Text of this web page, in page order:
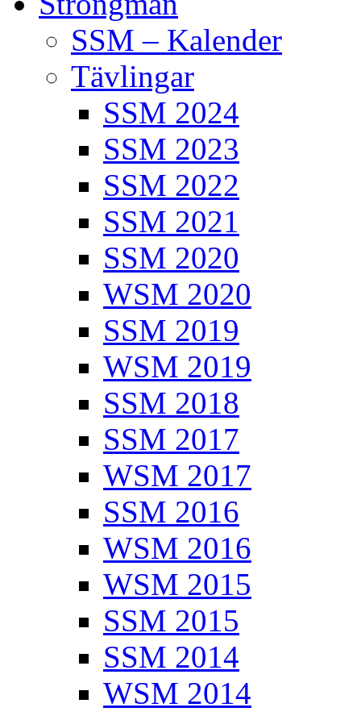
SSM – Kalender
Tävlingar
SSM 2024
SSM 2023
SSM 2022
SSM 2021
SSM 2020
WSM 2020
SSM 2019
WSM 2019
SSM 2018
SSM 2017
WSM 2017
SSM 2016
WSM 2016
WSM 2015
SSM 2015
SSM 2014
WSM 2014